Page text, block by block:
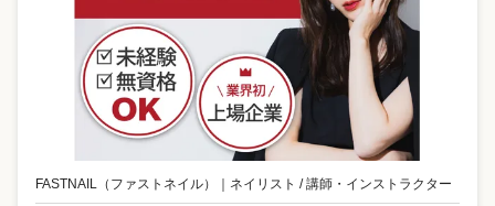
FASTNAIL（ファストネイル） ネイリスト / 講師・インストラクター